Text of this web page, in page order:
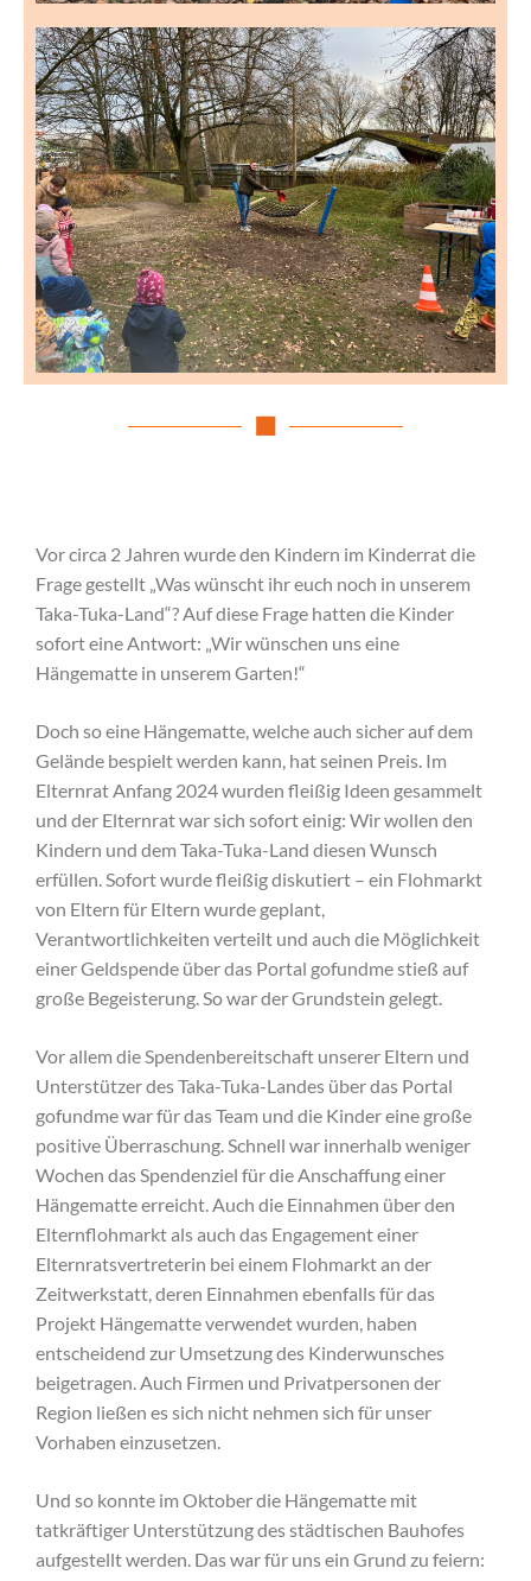
Vor circa 2 Jahren wurde den Kindern im Kinderrat die
Frage gestellt „Was wünscht ihr euch noch in unserem
Taka-Tuka-Land“? Auf diese Frage hatten die Kinder
sofort eine Antwort: „Wir wünschen uns eine
Hängematte in unserem Garten!“
Doch so eine Hängematte, welche auch sicher auf dem
Gelände bespielt werden kann, hat seinen Preis. Im
Elternrat Anfang 2024 wurden fleißig Ideen gesammelt
und der Elternrat war sich sofort einig: Wir wollen den
Kindern und dem Taka-Tuka-Land diesen Wunsch
erfüllen. Sofort wurde fleißig diskutiert – ein Flohmarkt
von Eltern für Eltern wurde geplant,
Verantwortlichkeiten verteilt und auch die Möglichkeit
einer Geldspende über das Portal gofundme stieß auf
große Begeisterung. So war der Grundstein gelegt.
Vor allem die Spendenbereitschaft unserer Eltern und
Unterstützer des Taka-Tuka-Landes über das Portal
gofundme war für das Team und die Kinder eine große
positive Überraschung. Schnell war innerhalb weniger
Wochen das Spendenziel für die Anschaffung einer
Hängematte erreicht. Auch die Einnahmen über den
Elternflohmarkt als auch das Engagement einer
Elternratsvertreterin bei einem Flohmarkt an der
Zeitwerkstatt, deren Einnahmen ebenfalls für das
Projekt Hängematte verwendet wurden, haben
entscheidend zur Umsetzung des Kinderwunsches
beigetragen. Auch Firmen und Privatpersonen der
Region ließen es sich nicht nehmen sich für unser
Vorhaben einzusetzen.
Und so konnte im Oktober die Hängematte mit
tatkräftiger Unterstützung des städtischen Bauhofes
aufgestellt werden. Das war für uns ein Grund zu feiern: